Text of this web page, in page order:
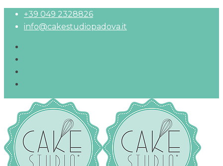
+39 049 2328826
info@cakestudiopadova.it